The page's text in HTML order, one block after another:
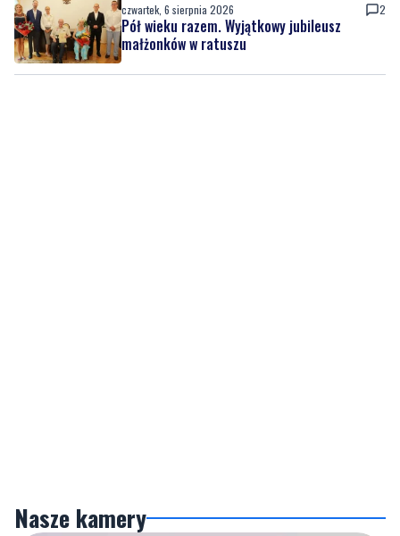
czwartek, 6 sierpnia 2026 2
Pół wieku razem. Wyjątkowy jubileusz
małżonków w ratuszu
Nasze kamery